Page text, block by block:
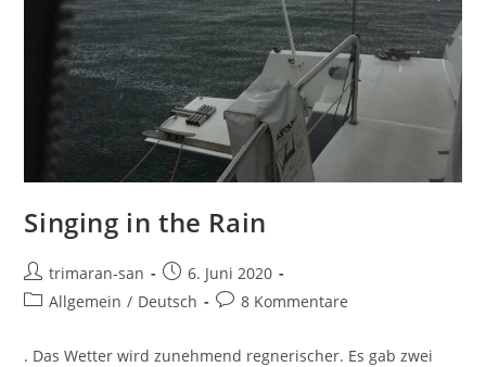
Singing in the Rain
trimaran-san
6. Juni 2020
Allgemein / Deutsch 8 Kommentare
. Das Wetter wird zunehmend regnerischer. Es gab zwei